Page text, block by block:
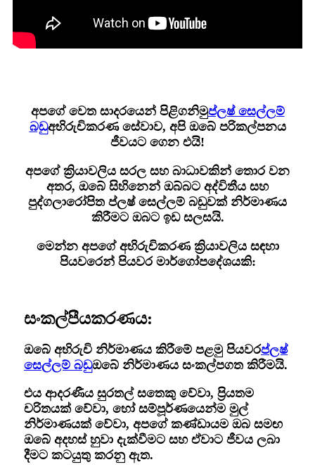
අපගේ වෙත සාදරයෙන් පිළිගනිමුප්ලෂ් සෙල්ලම්
බඩුඅභිරුචිකරණ සේවාව, අපි ඔබේ පරිකල්පනය
ජීවයට ගෙන එයි!
අපගේ ක්‍රියාවලිය සරල සහ බාධාවකින් තොර වන
අතර, ඔබේ සිහිනෙන් ඔබ්බට අද්විතීය සහ
පුද්ගලාරෝපිත ප්ලෂ් සෙල්ලම් බඩුවක් නිර්මාණය
කිරීමට ඔබට ඉඩ සලසයි.
මෙන්න අපගේ අභිරුචිකරණ ක්‍රියාවලිය සඳහා
පියවරෙන් පියවර මාර්ගෝපදේශයකි:
සංකල්පීයකරණය:
ඔබේ අභිරුචි නිර්මාණය කිරීමේ පළමු පියවරප්ලෂ්
සෙල්ලම් බඩුඔබේ නිර්මාණය සංකල්පගත කිරීමයි.
එය ආදරණීය සුරතල් සතෙකු වේවා, ප්‍රියතම
චරිතයක් වේවා, හෝ සම්පූර්ණයෙන්ම මුල්
නිර්මාණයක් වේවා, අපගේ කණ්ඩායම ඔබ සමඟ
ඔබේ අදහස් හුවා දැක්වීමට සහ ඒවාට ජීවය ලබා
දීමට කටයුතු කරනු ඇත.